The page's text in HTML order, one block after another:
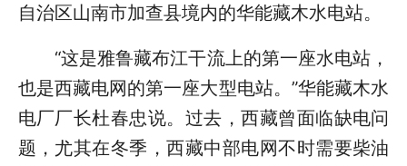
自治区山南市加查县境内的华能藏木水电站。
“这是雅鲁藏布江干流上的第一座水电站，
也是西藏电网的第一座大型电站。”华能藏木水
电厂厂长杜春忠说。过去，西藏曾面临缺电问
题，尤其在冬季，西藏中部电网不时需要柴油